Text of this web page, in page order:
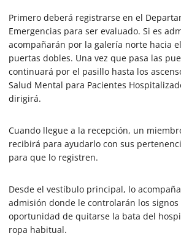
,
3
0
s
e
c
o
n
d
Primero deberá registrarse en el
Emergencias para ser evaluado. Si es
acompañarán por la galería norte hacia
puertas dobles. Una vez que pasa las
continuará por el pasillo hasta los
Salud Mental para Pacientes
dirigirá.
Cuando llegue a la recepción, un
recibirá para ayudarlo con sus
para que lo registren.
Desde el vestíbulo principal, lo
admisión donde le controlarán los
oportunidad de quitarse la bata del
ropa habitual.